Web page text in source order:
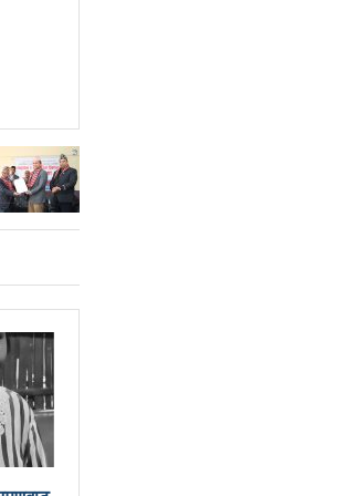
भोलिदेखि सुरु हुँदै
विश्वकप क्रिकेटमा नेपालले अफगानिस्तानलाई हरायो
माघ ४ गतेदेखि काठमाडौँमा
नगरपालिका
जनयुद्धको मुख्य मुद्दा होः प्रचण्ड